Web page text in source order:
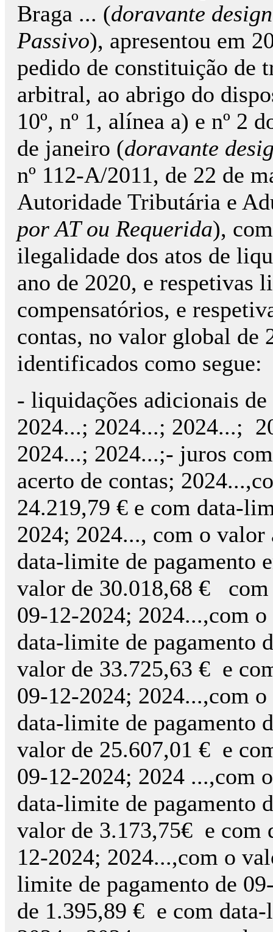
Braga ... (doravante
Passivo), apresentou em
pedido de constituição de
arbitral, ao abrigo do
10º, nº 1, alínea a) e nº 2
de janeiro (doravante
nº 112-A/2011, de 22 de
Autoridade Tributária e
por AT ou Requerida),
ilegalidade dos atos de
ano de 2020, e respetivas
compensatórios, e
contas, no valor global de
identificados como segue:
- liquidações adicionais
2024...; 2024...; 2024...;
2024...; 2024...;- juros
acerto de contas;
24.219,79 € e com data-
2024; 2024..., com o
data-limite de pagamento
valor de 30.018,68 € com
09-12-2024; 2024...,com
data-limite de pagamento
valor de 33.725,63 € e
09-12-2024; 2024...,com
data-limite de pagamento
valor de 25.607,01 € e
09-12-2024; 2024 ...,com
data-limite de pagamento
valor de 3.173,75€ e com
12-2024; 2024...,com o
limite de pagamento de
de 1.395,89 € e com